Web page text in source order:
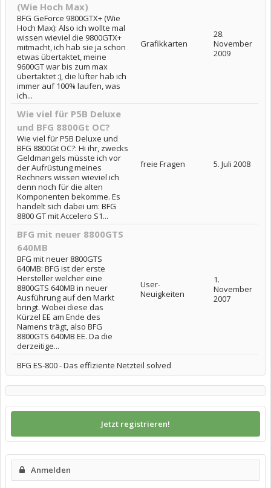
(Wie Hoch Max)
BFG GeForce 9800GTX+ (Wie
Hoch Max): Also ich wollte mal
wissen wieviel die 9800GTX+
mitmacht, ich hab sie ja schon
etwas übertaktet, meine
9600GT war bis zum max
übertaktet :), die lüfter hab ich
immer auf 100% laufen, was
ich...
Grafikkarten
28.
November
2009
Wie viel für P5B Deluxe
und BFG 8800Gt OC?
Wie viel für P5B Deluxe und
BFG 8800Gt OC?: Hi ihr, zwecks
Geldmangels müsste ich vor
der Aufrüstung meines
Rechners wissen wieviel ich
denn noch für die alten
Komponenten bekomme. Es
handelt sich dabei um: BFG
8800 GT mit Accelero S1...
freie Fragen 5. Juli 2008
BFG mit neuer 8800GTS
640MB
BFG mit neuer 8800GTS
640MB: BFG ist der erste
Hersteller welcher eine
8800GTS 640MB in neuer
Ausführung auf den Markt
bringt. Wobei diese das
Kürzel EE am Ende des
Namens trägt, also BFG
8800GTS 640MB EE. Da die
derzeitige...
User-
Neuigkeiten
1.
November
2007
BFG ES-800 - Das effiziente Netzteil solved
Jetzt registrieren!
Anmelden